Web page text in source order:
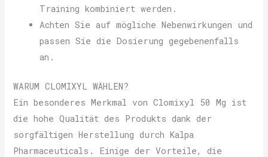
Training kombiniert werden.
Achten Sie auf mögliche Nebenwirkungen und
passen Sie die Dosierung gegebenenfalls
an.
WARUM CLOMIXYL WÄHLEN?
Ein besonderes Merkmal von Clomixyl 50 Mg ist
die hohe Qualität des Produkts dank der
sorgfältigen Herstellung durch Kalpa
Pharmaceuticals. Einige der Vorteile, die